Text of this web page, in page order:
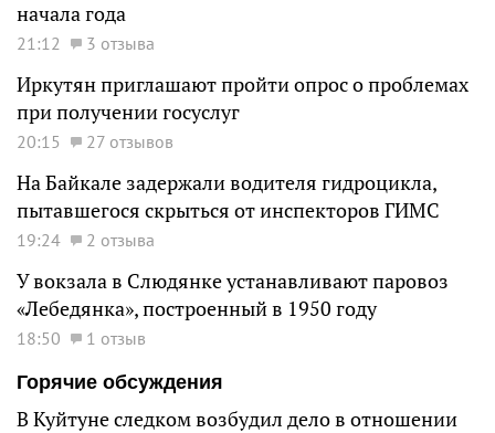
начала года
21:12 3 отзыва
Иркутян приглашают пройти опрос о проблемах
при получении госуслуг
20:15 27 отзывов
На Байкале задержали водителя гидроцикла,
пытавшегося скрыться от инспекторов ГИМС
19:24 2 отзыва
У вокзала в Слюдянке устанавливают паровоз
«Лебедянка», построенный в 1950 году
18:50
1 отзыв
Горячие обсуждения
В Куйтуне следком возбудил дело в отношении